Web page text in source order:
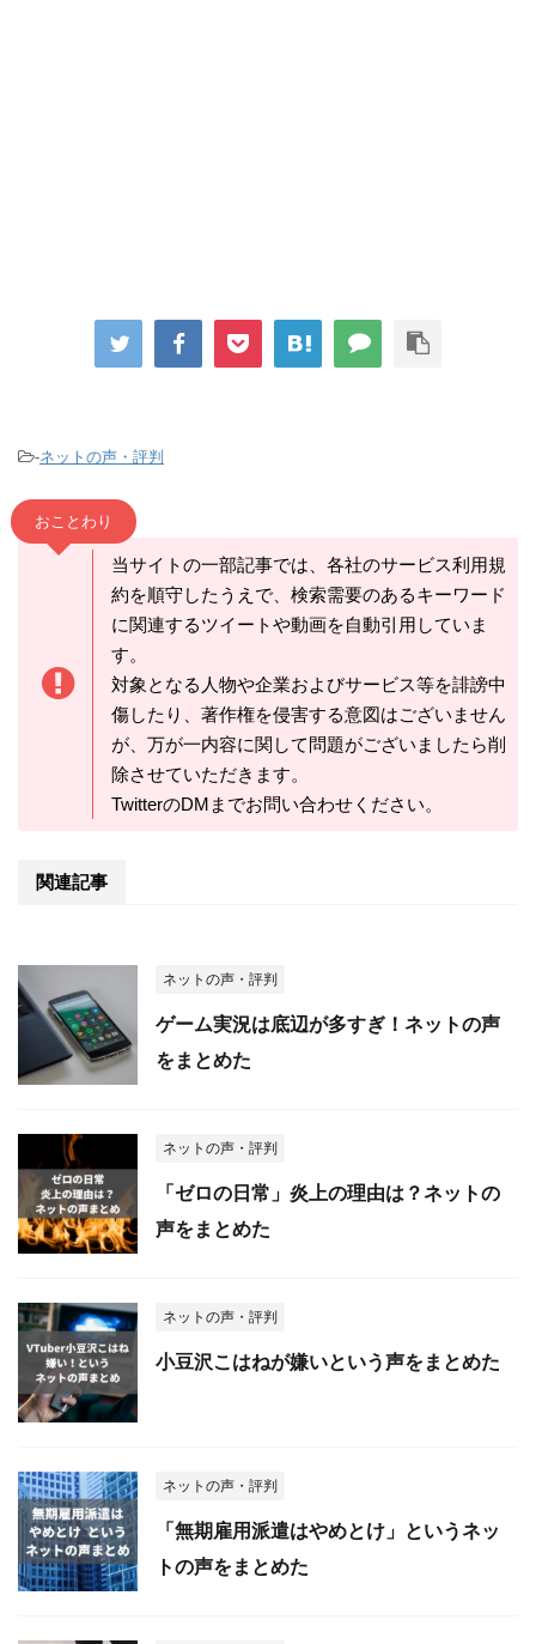
-ネットの声・評判
おことわり
当サイトの一部記事では、各社のサービス利用規
約を順守したうえで、検索需要のあるキーワード
に関連するツイートや動画を自動引用していま
す。
対象となる人物や企業およびサービス等を誹謗中
傷したり、著作権を侵害する意図はございません
が、万が一内容に関して問題がございましたら削
除させていただきます。
TwitterのDMまでお問い合わせください。
関連記事
ネットの声・評判
ゲーム実況は底辺が多すぎ！ネットの声
をまとめた
ネットの声・評判
「ゼロの日常」炎上の理由は？ネットの
声をまとめた
ネットの声・評判
小豆沢こはねが嫌いという声をまとめた
ネットの声・評判
「無期雇用派遣はやめとけ」というネッ
トの声をまとめた